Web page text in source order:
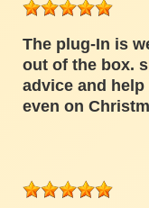
The plug-In is
out of the box.
advice and
even on